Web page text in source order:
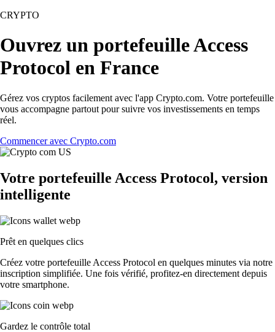
CRYPTO
Ouvrez un portefeuille Access
Protocol en France
Gérez vos cryptos facilement avec l'app Crypto.com. Votre portefeuille
vous accompagne partout pour suivre vos investissements en temps
réel.
Commencer avec Crypto.com
Votre portefeuille Access Protocol, version
intelligente
Prêt en quelques clics
Créez votre portefeuille Access Protocol en quelques minutes via notre
inscription simplifiée. Une fois vérifié, profitez-en directement depuis
votre smartphone.
Gardez le contrôle total